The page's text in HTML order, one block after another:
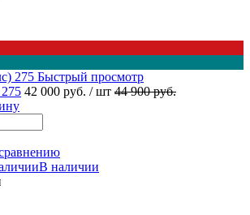
Быстрый просмотр
42 000 руб. / шт 44 900 руб.
В наличии